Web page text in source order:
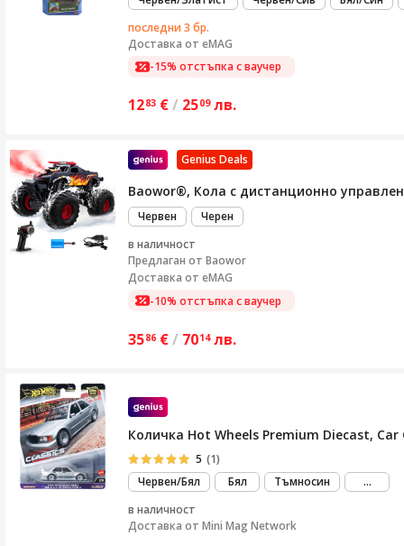
последни 3 бр.
Доставка от eMAG
-15% отстъпка с ваучер
1283 €/ 2509 лв.
Genius Deals
Baowor®, Кола с дистанционно
Червен
Черен
в наличност
Предлаган от Baowor
Доставка от eMAG
-10% отстъпка с ваучер
3586 €/ 7014 лв.
Количка Hot Wheels Premium Diecast, Car
5 (1)
Червен/Бял
Бял Тъмносин ...виж
в наличност
Доставка от Mini Mag Network